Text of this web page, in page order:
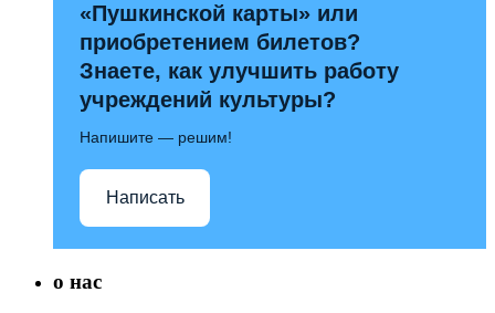
«Пушкинской карты» или
приобретением билетов?
Знаете, как улучшить работу
учреждений культуры?
Напишите — решим!
Написать
о нас